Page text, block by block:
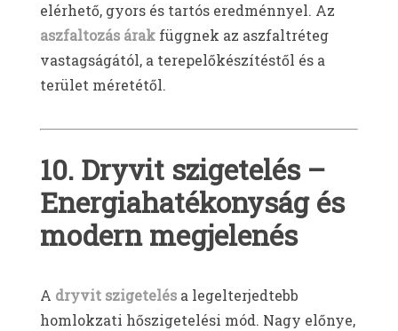
elérhető, gyors és tartós eredménnyel. Az
aszfaltozás árak függnek az aszfaltréteg
vastagságától, a terepelőkészítéstől és a
terület méretétől.
10. Dryvit szigetelés –
Energiahatékonyság és
modern megjelenés
A dryvit szigetelés a legelterjedtebb
homlokzati hőszigetelési mód. Nagy előnye,